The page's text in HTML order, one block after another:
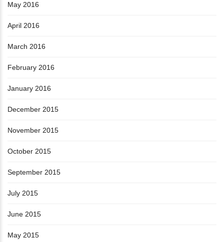
May 2016
April 2016
March 2016
February 2016
January 2016
December 2015
November 2015
October 2015
September 2015
July 2015
June 2015
May 2015